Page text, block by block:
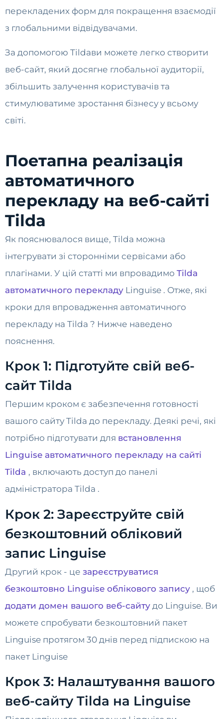
перекладених форм для покращення взаємодії
з глобальними відвідувачами.
За допомогою Tildaви можете легко створити
веб-сайт, який досягне глобальної аудиторії,
збільшить залучення користувачів та
стимулюватиме зростання бізнесу у всьому
світі.
Поетапна реалізація
автоматичного
перекладу на веб-сайті
Tilda
Як пояснювалося вище, Tilda можна
інтегрувати зі сторонніми сервісами або
плагінами. У цій статті ми впровадимо Tilda
автоматичного перекладу Linguise . Отже, які
кроки для впровадження автоматичного
перекладу на Tilda ? Нижче наведено
пояснення.
Крок 1: Підготуйте свій веб-
сайт Tilda
Першим кроком є забезпечення готовності
вашого сайту Tilda до перекладу. Деякі речі, які
потрібно підготувати для встановлення
Linguise автоматичного перекладу на сайті
Tilda , включають доступ до панелі
адміністратора Tilda .
Крок 2: Зареєструйте свій
безкоштовний обліковий
запис Linguise
Другий крок - це зареєструватися
безкоштовно Linguise облікового запису , щоб
додати домен вашого веб-сайту до Linguise. Ви
можете спробувати безкоштовний пакет
Linguise протягом 30 днів перед підпискою на
пакет Linguise
Крок 3: Налаштування вашого
веб-сайту Tilda на Linguise